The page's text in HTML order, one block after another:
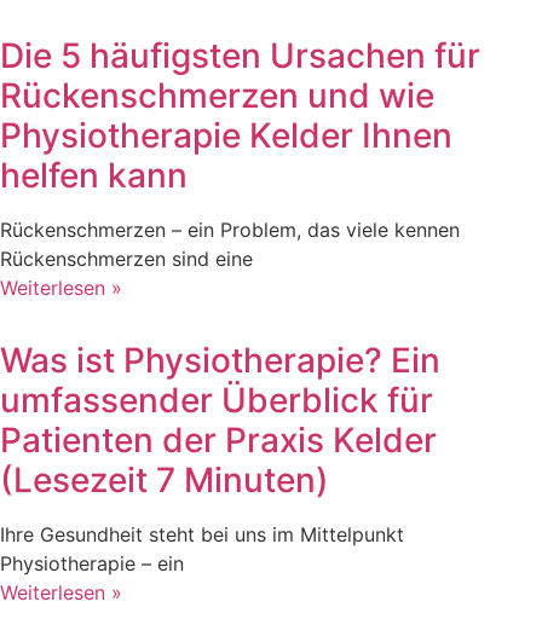
Die 5 häufigsten Ursachen für
Rückenschmerzen und wie
Physiotherapie Kelder Ihnen
helfen kann
Rückenschmerzen – ein Problem, das viele kennen
Rückenschmerzen sind eine
Weiterlesen »
Was ist Physiotherapie? Ein
umfassender Überblick für
Patienten der Praxis Kelder
(Lesezeit 7 Minuten)
Ihre Gesundheit steht bei uns im Mittelpunkt
Physiotherapie – ein
Weiterlesen »